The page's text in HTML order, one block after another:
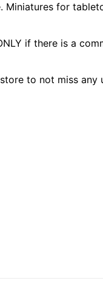
Miniatures for
if there is a
to not miss any